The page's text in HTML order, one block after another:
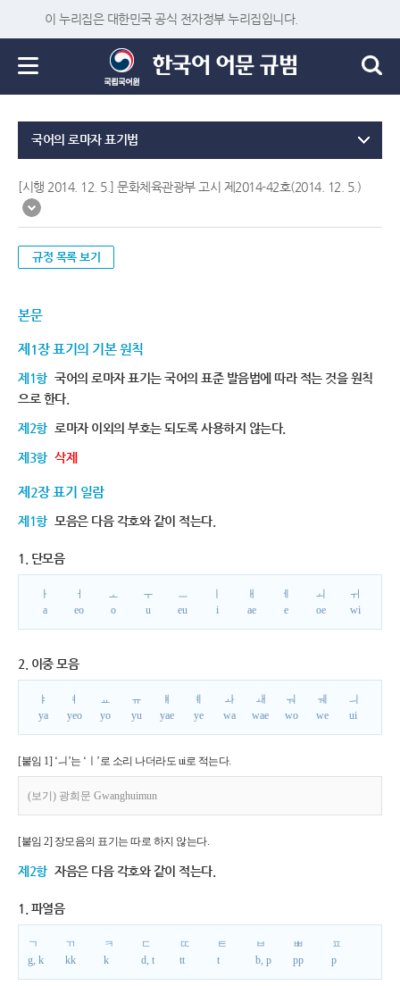
이 누리집은 대한민국 공식 전자정부 누리집입니다.
국어의 로마자 표기법
[시행 2014. 12. 5.] 문화체육관광부 고시 제2014-42호(2014. 12. 5.)
규정 목록 보기
본문
제1장 표기의 기본 원칙
제1항 국어의 로마자 표기는 국어의 표준 발음법에 따라 적는 것을 원칙
으로 한다.
제2항 로마자 이외의 부호는 되도록 사용하지 않는다.
제3항 삭제
제2장 표기 일람
제1항 모음은 다음 각호와 같이 적는다.
1. 단모음
ㅏ
a
ㅓ
eo
ㅗ
o
ㅜ
u
ㅡ
eu
i
ㅐ
ae
ㅔ
e
ㅚ
oe
ㅟ
wi
2. 이중 모음
ㅑ
ya
ㅕ
yeo
ㅛ
yo
ㅠ
yu
ㅒ
yae
ㅖ
ye
ㅘ
wa
ㅙ
wae
ㅝ
wo
ㅞ
we
ㅢ
ui
[붙임 1] ‘ㅢ’는 ‘ㅣ’로 소리 나더라도 ui로 적는다.
(보기) 광희문 Gwanghuimun
[붙임 2] 장모음의 표기는 따로 하지 않는다.
제2항 자음은 다음 각호와 같이 적는다.
1. 파열음
ㄱ
g, k
ㄲ
kk
ㅋ
k
ㄷ
d, t
ㄸ
tt
ㅌ
t
ㅂ
b, p
ㅃ
pp
ㅍ
p